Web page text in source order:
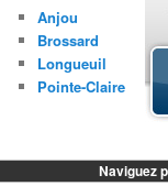
Anjou
Brossard
Longueuil
Pointe-Claire
Naviguez